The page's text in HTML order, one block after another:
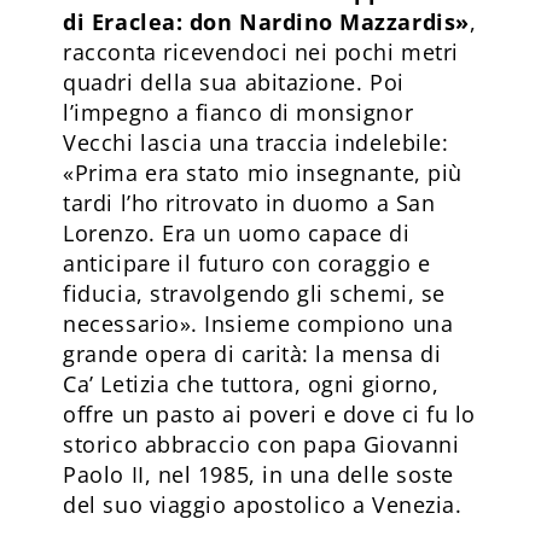
di Eraclea: don Nardino Mazzardis»,
racconta ricevendoci nei pochi metri
quadri della sua abitazione. Poi
l’impegno a fianco di monsignor
Vecchi lascia una traccia indelebile:
«Prima era stato mio insegnante, più
tardi l’ho ritrovato in duomo a San
Lorenzo. Era un uomo capace di
anticipare il futuro con coraggio e
fiducia, stravolgendo gli schemi, se
necessario». Insieme compiono una
grande opera di carità: la mensa di
Ca’ Letizia che tuttora, ogni giorno,
offre un pasto ai poveri e dove ci fu lo
storico abbraccio con papa Giovanni
Paolo II, nel 1985, in una delle soste
del suo viaggio apostolico a Venezia.